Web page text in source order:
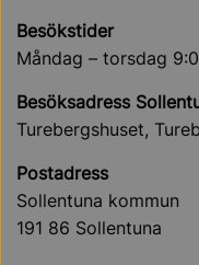
Besökstider
Måndag – torsdag
Besöksadress
Turebergshuset,
Postadress
Sollentuna kommun
191 86 Sollentuna